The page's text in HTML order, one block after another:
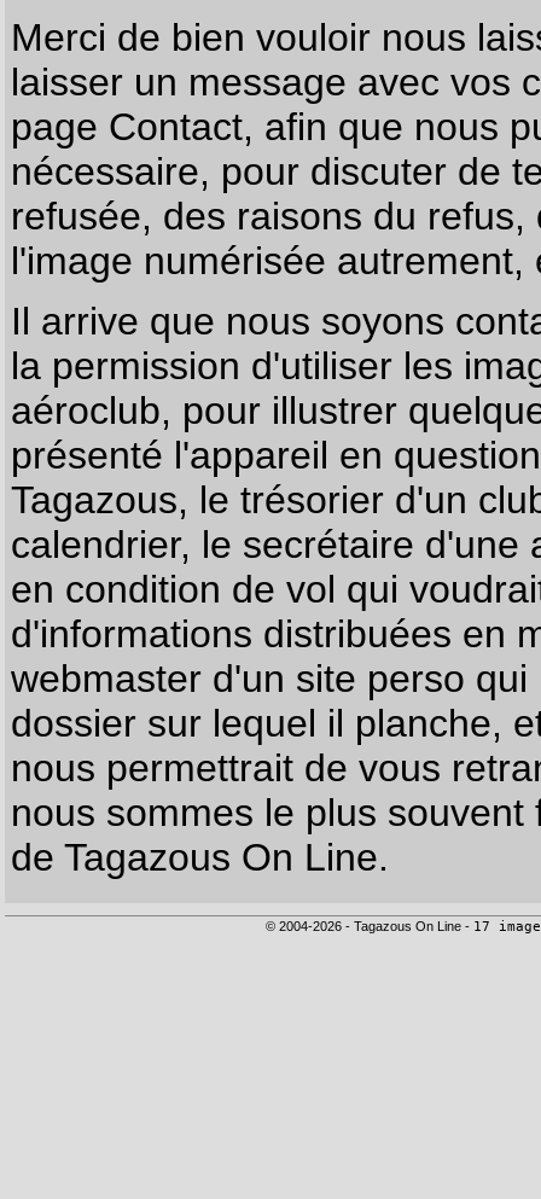
Merci de bien vouloir nous
laisser un message avec vos
page Contact, afin que nous
nécessaire, pour discuter de
refusée, des raisons du
l'image numérisée autrement,
Il arrive que nous soyons
la permission d'utiliser les
aéroclub, pour illustrer
présenté l'appareil en
Tagazous, le trésorier d'un
calendrier, le secrétaire
en condition de vol qui
d'informations distribuées en
webmaster d'un site perso
dossier sur lequel il planche,
nous permettrait de vous
nous sommes le plus
de Tagazous On Line.
© 2004-2026 - Tagazous On Line - 17